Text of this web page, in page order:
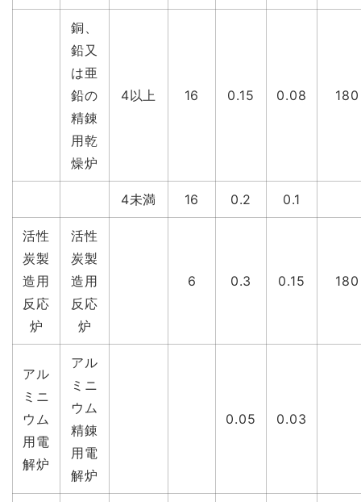
銅、
鉛又
は亜
鉛の
精錬
用乾
燥炉
4以上 16 0.15 0.08 180
4未満 16 0.2 0.1
活性
炭製
造用
反応
炉
活性
炭製
造用
反応
炉
6 0.3 0.15 180
アル
ミニ
ウム
用電
解炉
アル
ミニ
ウム
精錬
用電
解炉
0.05 0.03